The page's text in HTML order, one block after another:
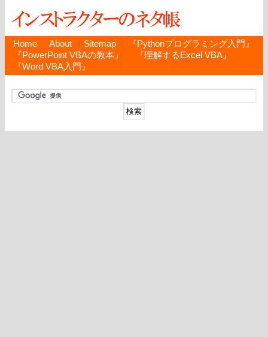
Home About Sitemap
『Pythonプログラミング入門』
『PowerPoint VBAの教本』
『理解するExcel VBA』
『Word VBA入門』